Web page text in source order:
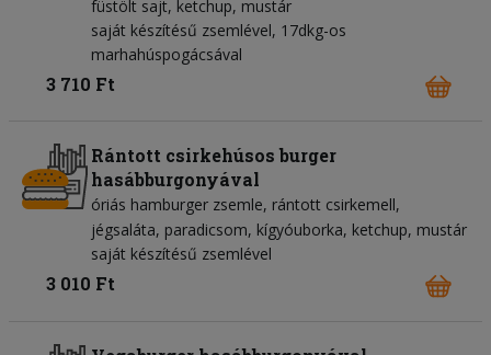
füstölt sajt ketchup mustár
saját készítésű zsemlével, 17dkg-os
marhahúspogácsával
3 710 Ft
Rántott csirkehúsos burger
hasábburgonyával
óriás hamburger zsemle rántott csirkemell
jégsaláta paradicsom kígyóuborka ketchup mustár
saját készítésű zsemlével
3 010 Ft